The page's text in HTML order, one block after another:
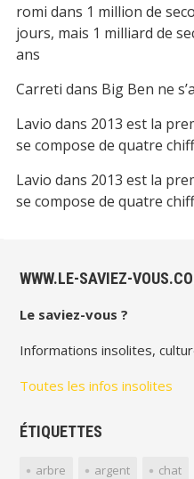
romi dans 1 million de
jours, mais 1 milliard de
ans
Carreti dans Big Ben ne
Lavio dans 2013 est la
se compose de quatre
Lavio dans 2013 est la
se compose de quatre
WWW.LE-SAVIEZ-
Le saviez-vous ?
Informations insolites,
Toutes les infos insolites
ÉTIQUETTES
arbre argent chat